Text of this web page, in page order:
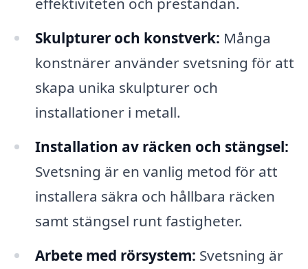
Skulpturer och konstverk: Många
konstnärer använder svetsning för att
skapa unika skulpturer och
installationer i metall.
Installation av räcken och stängsel:
Svetsning är en vanlig metod för att
installera säkra och hållbara räcken
samt stängsel runt fastigheter.
Arbete med rörsystem: Svetsning är